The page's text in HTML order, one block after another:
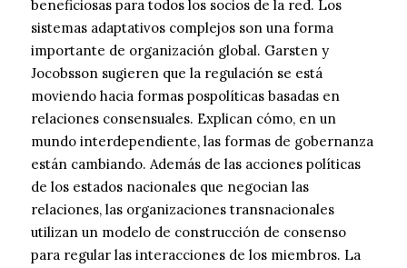
beneficiosas para todos los socios de la red. Los
sistemas adaptativos complejos son una forma
importante de organización global. Garsten y
Jocobsson sugieren que la regulación se está
moviendo hacia formas pospolíticas basadas en
relaciones consensuales. Explican cómo, en un
mundo interdependiente, las formas de gobernanza
están cambiando. Además de las acciones políticas
de los estados nacionales que negocian las
relaciones, las organizaciones transnacionales
utilizan un modelo de construcción de consenso
para regular las interacciones de los miembros. La